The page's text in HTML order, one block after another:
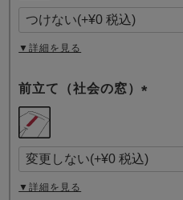
▼詳細を見る
前立て（社会の窓）
須
)
▼詳細を見る